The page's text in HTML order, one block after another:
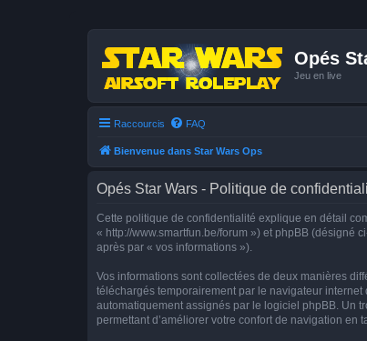
Opés
Jeu en live
Raccourcis FAQ
Bienvenue dans Star Wars Ops
Opés Star Wars - Politique de
Cette politique de confidentialité explique en détail
« http://www.smartfun.be/forum ») et phpBB (désigné
après par « vos informations »).
Vos informations sont collectées de deux manières
téléchargés temporairement par le navigateur
automatiquement assignés par le logiciel phpBB. Un
permettant d’améliorer votre confort de navigation en